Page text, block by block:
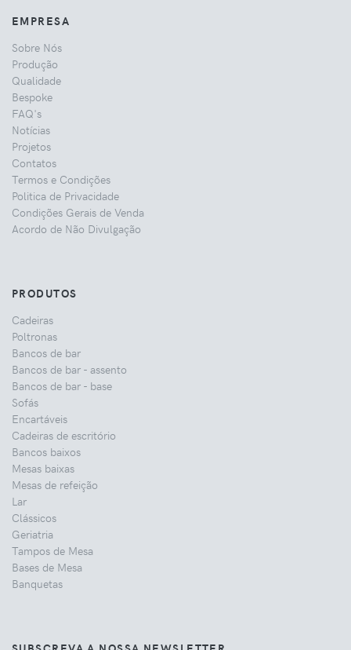
EMPRESA
Sobre Nós
Produção
Qualidade
Bespoke
FAQ's
Notícias
Projetos
Contatos
Termos e Condições
Politica de Privacidade
Condições Gerais de Venda
Acordo de Não Divulgação
PRODUTOS
Cadeiras
Poltronas
Bancos de bar
Bancos de bar - assento
Bancos de bar - base
Sofás
Encartáveis
Cadeiras de escritório
Bancos baixos
Mesas baixas
Mesas de refeição
Lar
Clássicos
Geriatria
Tampos de Mesa
Bases de Mesa
Banquetas